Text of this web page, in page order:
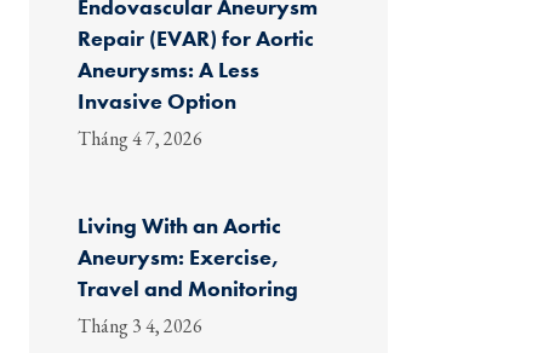
Endovascular Aneurysm
Repair (EVAR) for Aortic
Aneurysms: A Less
Invasive Option
Tháng 4 7, 2026
Living With an Aortic
Aneurysm: Exercise,
Travel and Monitoring
Tháng 3 4, 2026